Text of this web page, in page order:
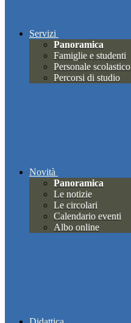
Servizi
Panoramica
Famiglie e studenti
Personale scolastico
Percorsi di studio
Novità
Panoramica
Le notizie
Le circolari
Calendario eventi
Albo online